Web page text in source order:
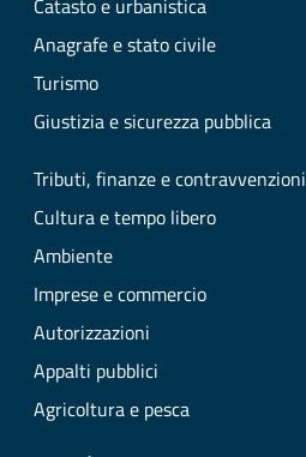
Catasto e urbanistica
Anagrafe e stato civile
Turismo
Giustizia e sicurezza pubblica
Tributi, finanze e contravvenzioni
Cultura e tempo libero
Ambiente
Imprese e commercio
Autorizzazioni
Appalti pubblici
Agricoltura e pesca